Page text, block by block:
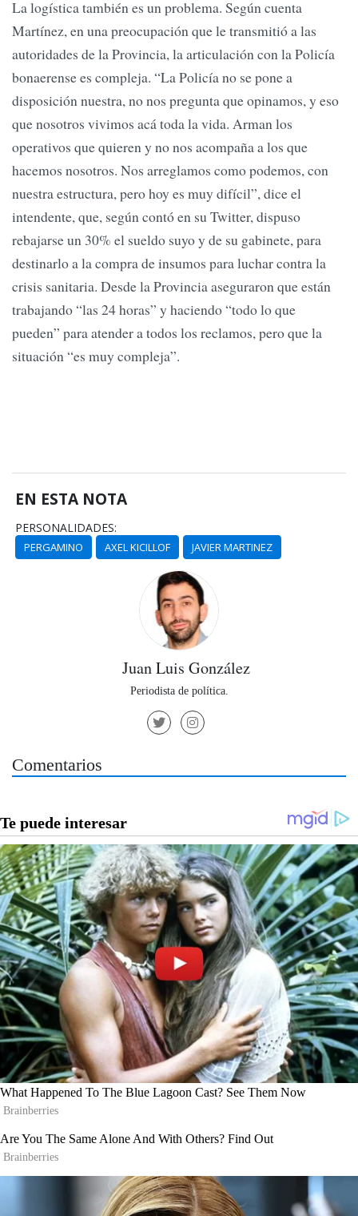
La logística también es un problema. Según cuenta
Martínez, en una preocupación que le transmitió a las
autoridades de la Provincia, la articulación con la Policía
bonaerense es compleja. “La Policía no se pone a
disposición nuestra, no nos pregunta que opinamos, y eso
que nosotros vivimos acá toda la vida. Arman los
operativos que quieren y no nos acompaña a los que
hacemos nosotros. Nos arreglamos como podemos, con
nuestra estructura, pero hoy es muy difícil”, dice el
intendente, que, según contó en su Twitter, dispuso
rebajarse un 30% el sueldo suyo y de su gabinete, para
destinarlo a la compra de insumos para luchar contra la
crisis sanitaria. Desde la Provincia aseguraron que están
trabajando “las 24 horas” y haciendo “todo lo que
pueden” para atender a todos los reclamos, pero que la
situación “es muy compleja”.
EN ESTA NOTA
PERSONALIDADES:
PERGAMINO AXEL KICILLOF JAVIER MARTINEZ
Juan Luis González
Periodista de política.
Comentarios